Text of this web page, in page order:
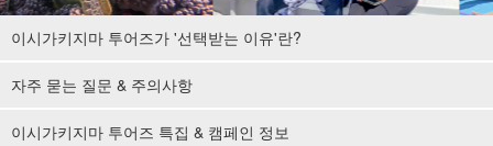
이시가키지마 투어즈가 '선택받는 이유'란?
자주 묻는 질문 & 주의사항
이시가키지마 투어즈 특집 & 캠페인 정보